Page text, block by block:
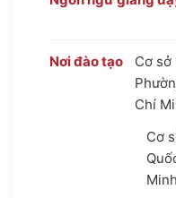
Nơi đào tạo
Cơ sở
Chí
Cơ
Minh